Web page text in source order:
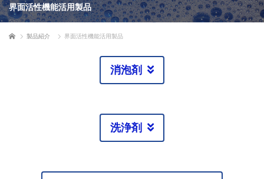
界面活性機能活用製品
ホーム 製品紹介 界面活性機能活用製品
消泡剤
洗浄剤